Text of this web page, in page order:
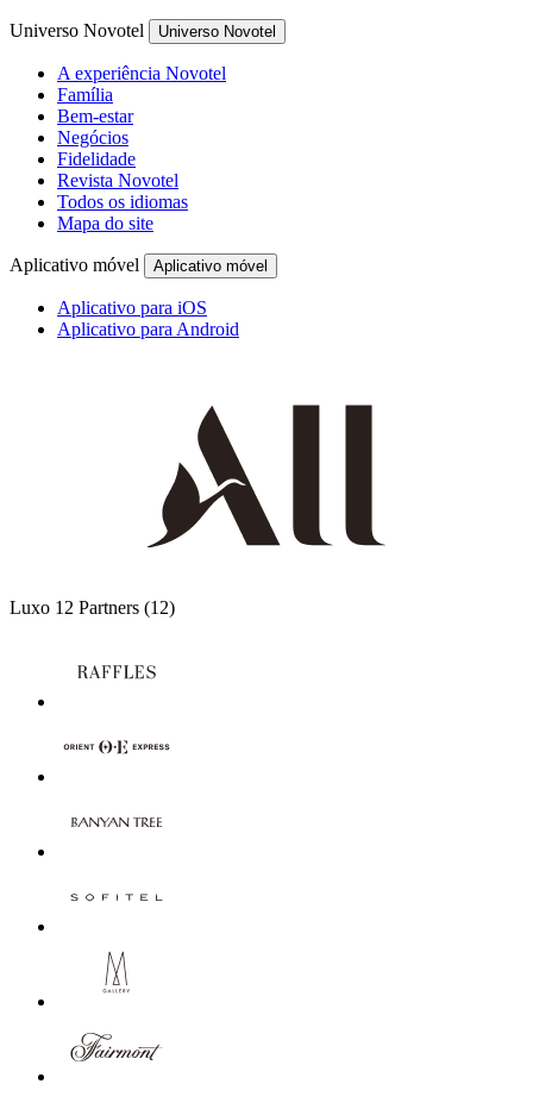
Universo Novotel Universo Novotel
A experiência Novotel
Família
Bem-estar
Negócios
Fidelidade
Revista Novotel
Todos os idiomas
Mapa do site
Aplicativo móvel Aplicativo móvel
Aplicativo para iOS
Aplicativo para Android
Luxo 12 Partners (12)